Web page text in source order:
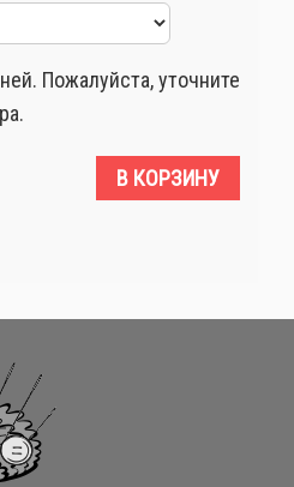
Пожалуйста, уточните
В КОРЗИНУ